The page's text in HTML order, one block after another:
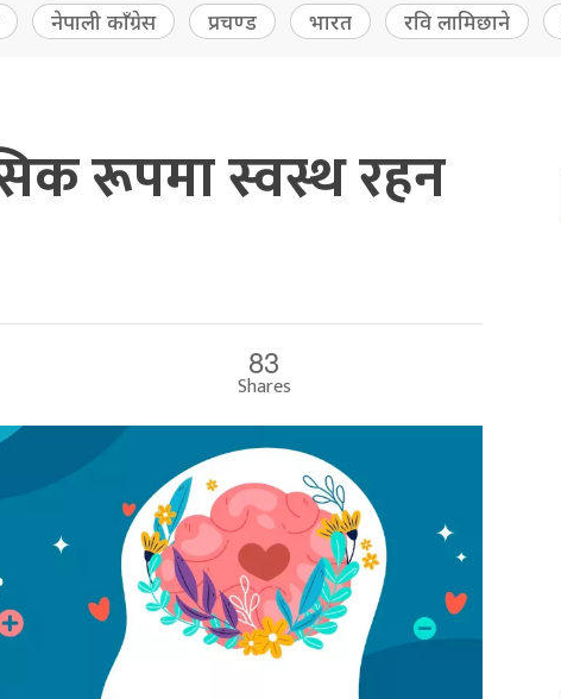
नेपाली काँग्रेस प्रचण्ड भारत रवि लामिछाने
रूपमा स्वस्थ रहन
83
Shares